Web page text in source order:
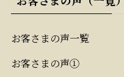
お客さまの声一覧
お客さまの声①